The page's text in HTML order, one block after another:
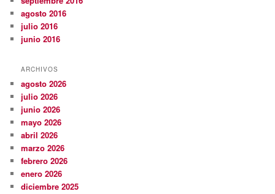
agosto 2016
julio 2016
junio 2016
ARCHIVOS
agosto 2026
julio 2026
junio 2026
mayo 2026
abril 2026
marzo 2026
febrero 2026
enero 2026
diciembre 2025